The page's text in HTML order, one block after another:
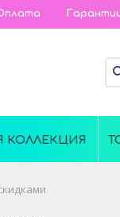
КОЛЛЕКЦИЯ